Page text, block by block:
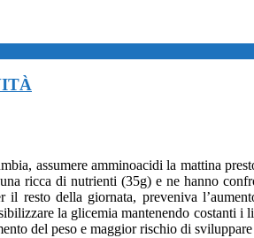
assumere amminoacidi la mattina
ricca di nutrienti (35g) e ne hanno
il resto della giornata, preveniva
la glicemia mantenendo costanti
del peso e maggior rischio di